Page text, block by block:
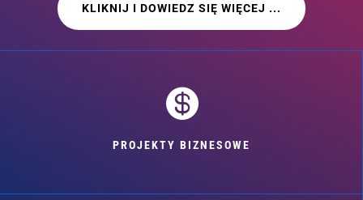
KLIKNIJ I DOWIEDZ SIĘ WIĘCEJ ...

PROJEKTY BIZNESOWE